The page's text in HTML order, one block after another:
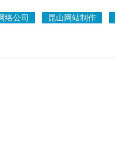
络公司 昆山网站制作